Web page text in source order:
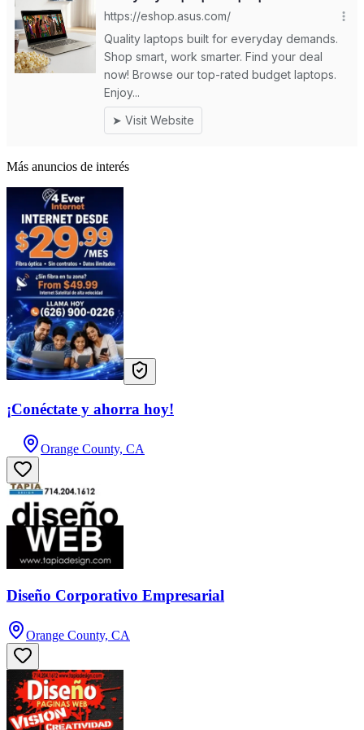
Más anuncios de interés
¡Conéctate y ahorra hoy!
Orange County, CA
Diseño Corporativo Empresarial
Orange County, CA